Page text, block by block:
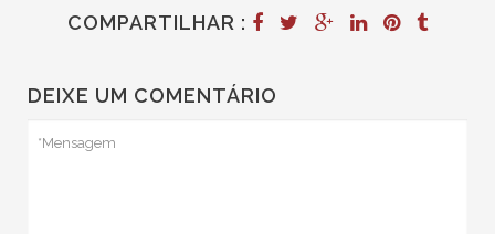
COMPARTILHAR :
DEIXE UM COMENTÁRIO